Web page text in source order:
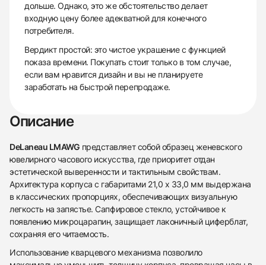
438
285
145
142
205
204
195
150
6
дольше. Однако, это же обстоятельство делает
входную цену более адекватной для конечного
потребителя.
Вердикт простой: это чистое украшение с функцией
показа времени. Покупать стоит только в том случае,
если вам нравится дизайн и вы не планируете
заработать на быстрой перепродаже.
Описание
DeLaneau LMAWG представляет собой образец женевского
ювелирного часового искусства, где приоритет отдан
эстетической выверенности и тактильным свойствам.
Архитектура корпуса с габаритами 21,0 x 33,0 мм выдержана
в классических пропорциях, обеспечивающих визуальную
легкость на запястье. Сапфировое стекло, устойчивое к
появлению микроцарапин, защищает лаконичный циферблат,
сохраняя его читаемость.
Использование кварцевого механизма позволило